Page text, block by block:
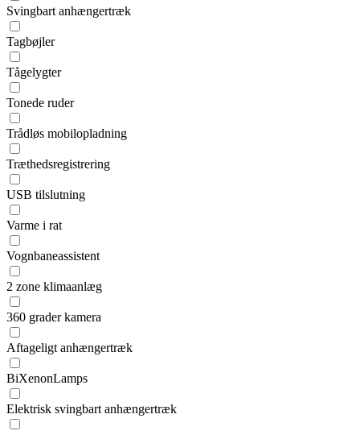
Svingbart anhængertræk
Tagbøjler
Tågelygter
Tonede ruder
Trådløs mobilopladning
Træthedsregistrering
USB tilslutning
Varme i rat
Vognbaneassistent
2 zone klimaanlæg
360 grader kamera
Aftageligt anhængertræk
BiXenonLamps
Elektrisk svingbart anhængertræk